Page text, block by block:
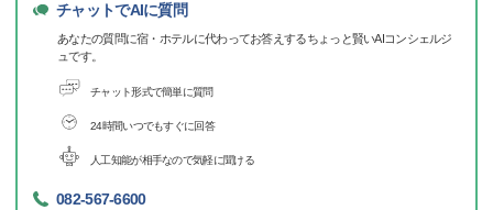
チャットでAIに質問
あなたの質問に宿・ホテルに代わってお答えするちょっと賢いAIコンシェルジ
ュです。
チャット形式で簡単に質問
24時間いつでもすぐに回答
人工知能が相手なので気軽に聞ける
082-567-6600